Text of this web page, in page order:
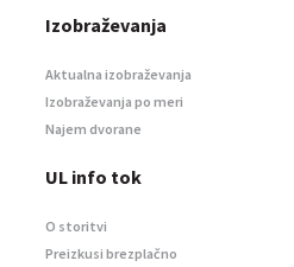
Izobraževanja
Aktualna izobraževanja
Izobraževanja po meri
Najem dvorane
UL info tok
O storitvi
Preizkusi brezplačno